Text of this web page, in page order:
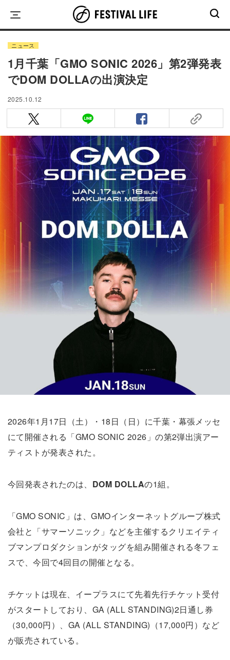
content
ニュース
1月千葉「GMO SONIC 2026」第2弾発表
でDOM DOLLAの出演決定
2025.10.12
2026年1月17日（土）・18日（日）に千葉・幕張メッセ
にて開催される「GMO SONIC 2026」の第2弾出演アー
ティストが発表された。
今回発表されたのは、 DOM DOLLAの1組。
「GMO SONIC」は、GMOインターネットグループ株式
会社と「サマーソニック」などを主催するクリエイティ
ブマンプロダクションがタッグを組み開催される冬フェ
スで、今回で4回目の開催となる。
チケットは現在、イープラスにて先着先行チケット受付
がスタートしており、GA (ALL STANDING)2日通し券
（30,000円）、GA (ALL STANDING)（17,000円）など
が販売されている。